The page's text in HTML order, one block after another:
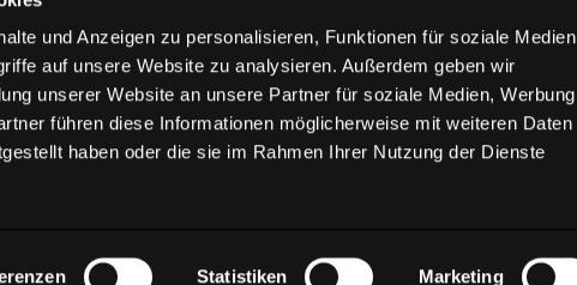
und Anzeigen zu personalisieren, Funktionen für soziale Medien
auf unsere Website zu analysieren. Außerdem geben wir
unserer Website an unsere Partner für soziale Medien, Werbung
führen diese Informationen möglicherweise mit weiteren Daten
haben oder die sie im Rahmen Ihrer Nutzung der Dienste
Statistiken Marketing